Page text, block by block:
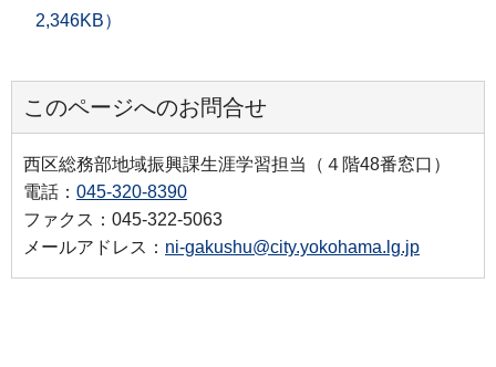
2,346KB）
このページへのお問合せ
西区総務部地域振興課生涯学習担当（４階48番窓口）
電話： 045-320-8390
ファクス：045‐322-5063
メールアドレス： ni-gakushu@city.yokohama.lg.jp